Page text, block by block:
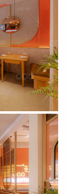
NGUYÊN
Thanh - Q.5
HUI
- Q.7